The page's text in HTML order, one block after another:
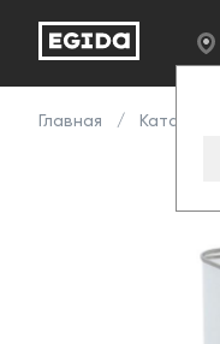
Главная Каталог